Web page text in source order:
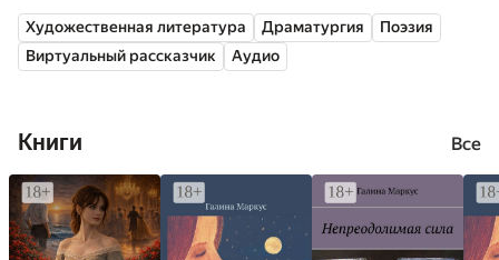
Художественная литература Драматургия
Поэзия
Виртуальный рассказчик
Аудио
Книги Все